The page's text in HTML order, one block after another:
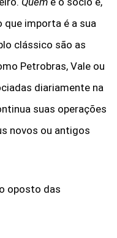
que importa é a sua
clássico são as
Petrobras, Vale ou
diariamente na
suas operações
novos ou antigos
oposto das